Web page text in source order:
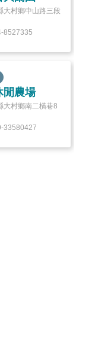
大村鄉中山路三段
8527335
閒農場
大村鄉南二橫巷8
33580427